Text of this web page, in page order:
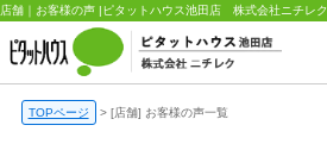
店舗｜お客様の声 |ピタットハウス池田店 株式会社ニチレク
TOPページ > [店舗] お客様の声一覧